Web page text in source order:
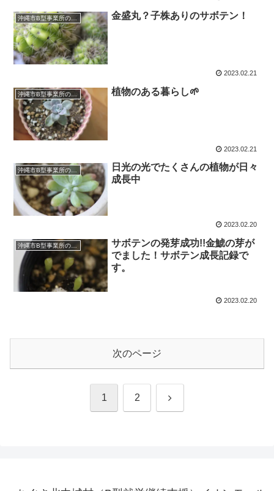
沖縄市B型事業所のお仕事 金盛丸？子株ありのサボテン！
2023.02.21
沖縄市B型事業所のお仕事 植物のある暮らし🌱
2023.02.21
沖縄市B型事業所のお仕事
日光の光でたくさんの植物が日々
成長中
2023.02.20
沖縄市B型事業所のお仕事
サボテンの発芽成功!!金鯱の芽が
でました！サボテン成長記録で
す。
2023.02.20
次のページ
1 2 次